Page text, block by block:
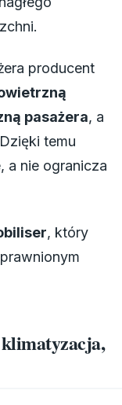
producent
pasażera, a
temu
a nie ogranicza
, który